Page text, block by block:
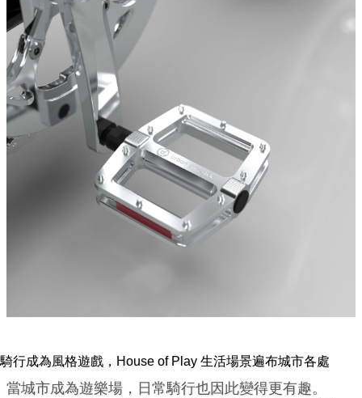
騎行成為風格遊戲，House of Play 生活場景遍布城市各處
當城市成為遊樂場，日常騎行也因此變得更有趣。